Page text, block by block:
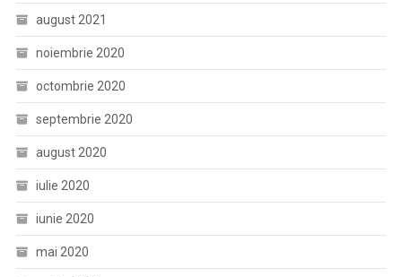
august 2021
noiembrie 2020
octombrie 2020
septembrie 2020
august 2020
iulie 2020
iunie 2020
mai 2020